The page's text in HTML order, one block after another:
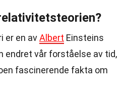
er en avAlbert Einsteins
endret vår forståelse av tid,
fascinerende fakta om